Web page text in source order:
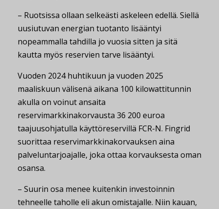
– Ruotsissa ollaan selkeästi askeleen edellä. Siellä
uusiutuvan energian tuotanto lisääntyi
nopeammalla tahdilla jo vuosia sitten ja sitä
kautta myös reservien tarve lisääntyi.
Vuoden 2024 huhtikuun ja vuoden 2025
maaliskuun välisenä aikana 100 kilowattitunnin
akulla on voinut ansaita
reservimarkkinakorvausta 36 200 euroa
taajuusohjatulla käyttöreservillä FCR-N. Fingrid
suorittaa reservimarkkinakorvauksen aina
palveluntarjoajalle, joka ottaa korvauksesta oman
osansa.
– Suurin osa menee kuitenkin investoinnin
tehneelle taholle eli akun omistajalle. Niin kauan,